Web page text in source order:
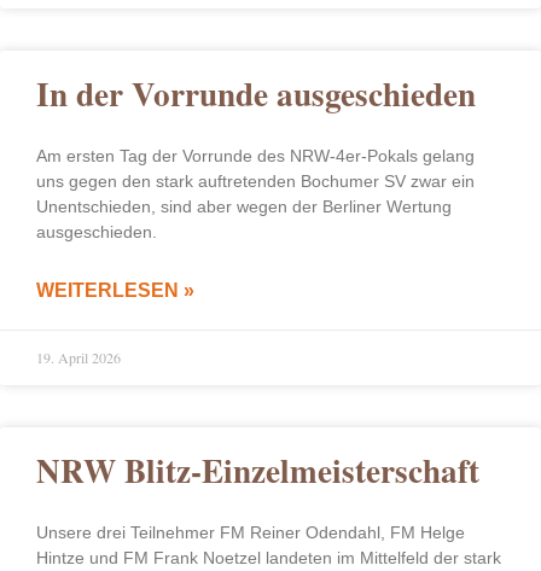
In der Vorrunde ausgeschieden
Am ersten Tag der Vorrunde des NRW-4er-Pokals gelang
uns gegen den stark auftretenden Bochumer SV zwar ein
Unentschieden, sind aber wegen der Berliner Wertung
ausgeschieden.
WEITERLESEN »
19. April 2026
NRW Blitz-Einzelmeisterschaft
Unsere drei Teilnehmer FM Reiner Odendahl, FM Helge
Hintze und FM Frank Noetzel landeten im Mittelfeld der stark